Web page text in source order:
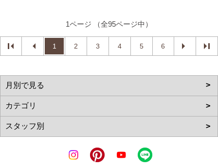
1ページ （全95ページ中）
1 2 3 4 5 6